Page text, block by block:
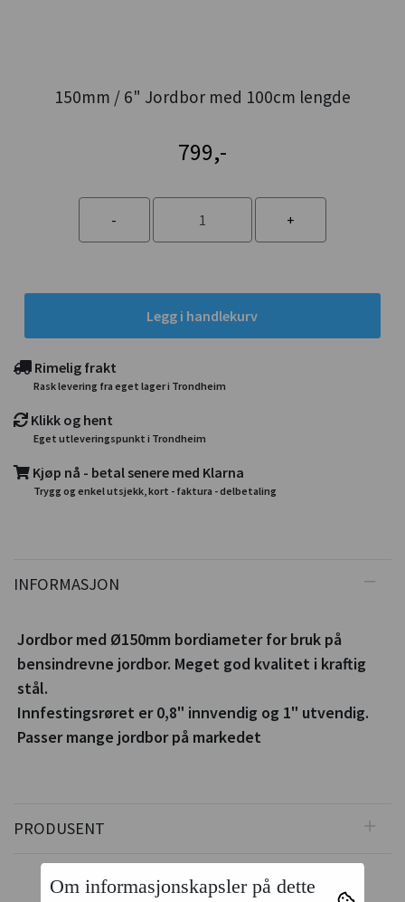
150mm / 6" Jordbor med 100cm lengde
799,-
Legg i handlekurv
Rimelig frakt
Rask levering fra eget lager i Trondheim
Klikk og hent
Eget utleveringspunkt i Trondheim
Kjøp nå - betal senere med Klarna
Trygg og enkel utsjekk, kort - faktura - delbetaling
INFORMASJON
Jordbor med Ø150mm bordiameter for bruk på
bensindrevne jordbor. Meget god kvalitet i kraftig
stål.
Innfestingsrøret er 0,8" innvendig og 1" utvendig.
Passer mange jordbor på markedet
PRODUSENT
Om informasjonskapsler på dette